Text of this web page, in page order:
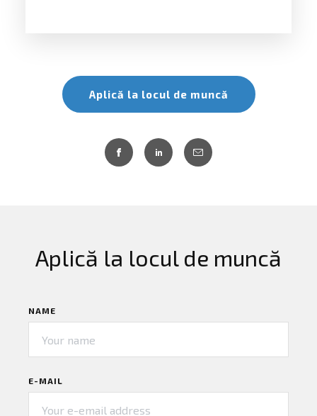
Aplică la locul de muncă
Aplică la locul de muncă
NAME
E-MAIL